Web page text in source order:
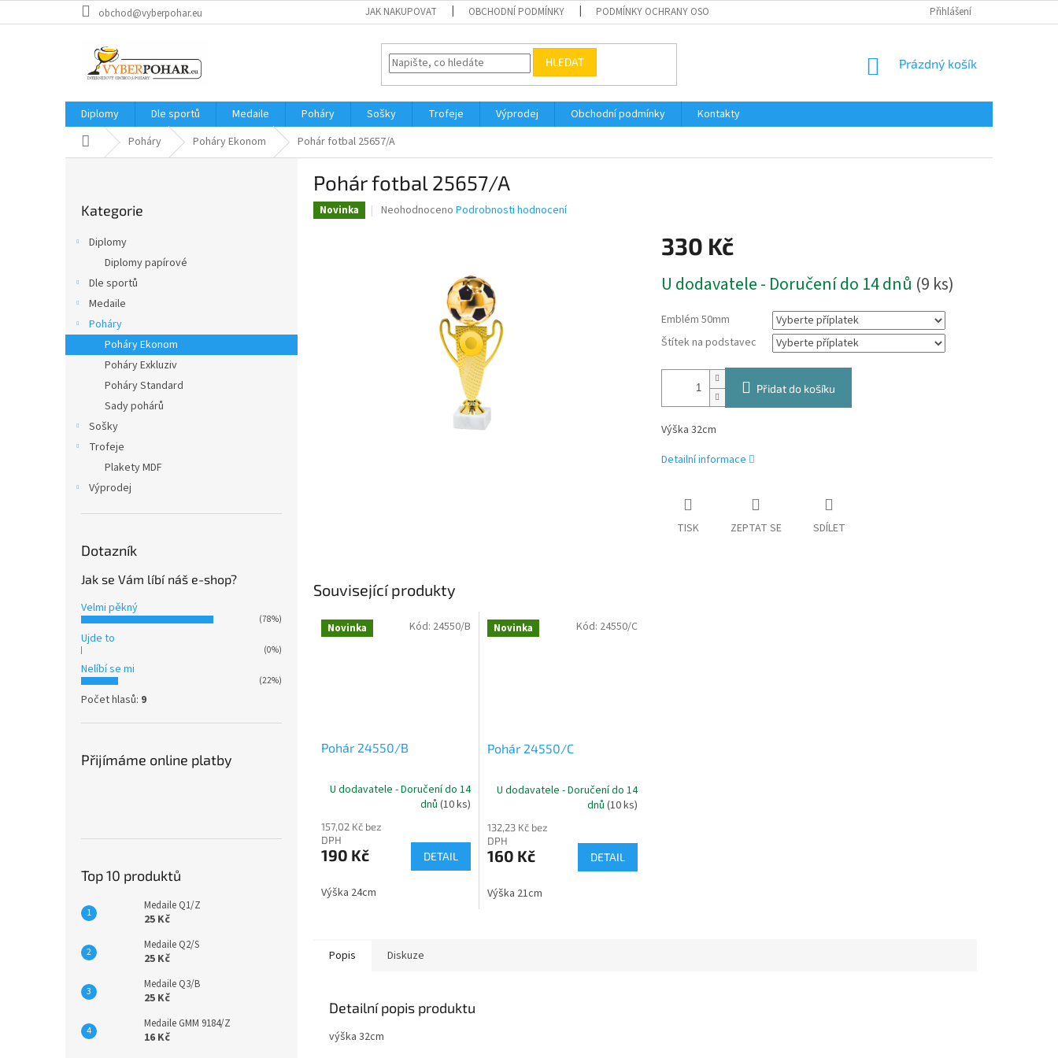
na
obchod@vyberpohar.eu JAK NAKUPOVAT OBCHODNÍ PODMÍNKY PODMÍNKY OCHRANY OSOBNÍCH ÚDAJŮ Přihlášení
HLEDAT
NÁKUPNÍ
Prázdný košík
Diplomy Dle sportů Medaile Poháry Sošky Trofeje Výprodej Obchodní podmínky
Kontakty
Domů Poháry Poháry Ekonom Pohár fotbal 25657/A
a
n
kategorie
Kategorie
Diplomy
Diplomy papírové
Dle sportů
Medaile
Poháry
Poháry Ekonom
Poháry Exkluziv
Poháry Standard
Sady pohárů
Sošky
Trofeje
Plakety MDF
Výprodej
Dotazník
Jak se Vám líbí náš e-shop?
Velmi pěkný
(78%)
Ujde to
(0%)
Nelíbí se mi
(22%)
Počet hlasů: 9
Přijímáme online platby
Top 10 produktů
Medaile Q1/Z
25 Kč
Medaile Q2/S
25 Kč
Medaile Q3/B
25 Kč
Medaile GMM 9184/Z
16 Kč
Pohár fotbal 25657/A
Novinka
Průměrné
Neohodnoceno Podrobnosti hodnocení
330 Kč
cena:
U dodavatele - Doručení do 14 dnů (9 ks)
Emblém 50mm
Štítek na podstavec
Přidat do košíku
Výška 32cm
Detailní informace
TISK ZEPTAT SE SDÍLET
Související produkty
Novinka
Pohár 24550/B
U dodavatele - Doručení do 14
dnů (10 ks)
157,02 Kč bez
DPH
190 Kč DETAIL
Výška 24cm
Kód: 24550/B Novinka
Pohár 24550/C
U dodavatele - Doručení do 14
dnů (10 ks)
132,23 Kč bez
DPH
160 Kč DETAIL
Výška 21cm
Kód: 24550/C
Popis Diskuze
Detailní popis produktu
výška 32cm